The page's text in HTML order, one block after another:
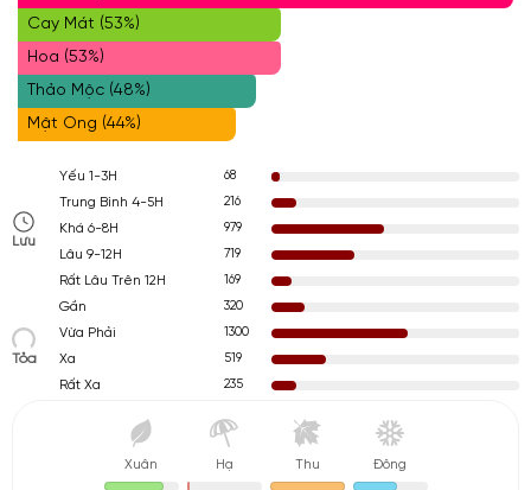
Cay Mát (53%)
Hoa (53%)
Thảo Mộc (48%)
Mật Ong (44%)
Lưu
Yếu 1-3H
68
Trung Bình 4-5H
216
Khá 6-8H
979
Lâu 9-12H
719
Rất Lâu Trên 12H
169
Tỏa
Gần
320
Vừa Phải
1300
Xa
519
Rất Xa
235
Xuân Hạ Thu Đông